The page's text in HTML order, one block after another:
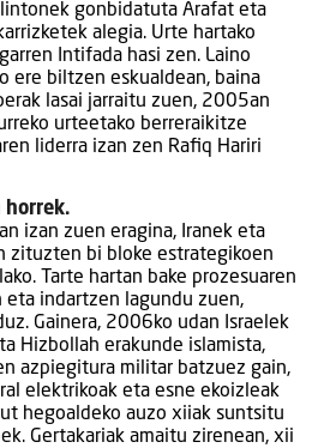
gonbidatuta Arafat eta
alegia. Urte hartako
Intifada hasi zen. Laino
ere biltzen eskualdean, baina
lasai jarraitu zuen, 2005an
urteetako berreraikitze
liderra izan zen Rafiq Hariri
horrek.
izan zuen eragina, Iranek eta
zituzten bi bloke estrategikoen
Tarte hartan bake prozesuaren
eta indartzen lagundu zuen,
Gainera, 2006ko udan Israelek
Hizbollah erakunde islamista,
azpiegitura militar batzuez gain,
elektrikoak eta esne ekoizleak
hegoaldeko auzo xiiak suntsitu
Gertakariak amaitu zirenean, xii